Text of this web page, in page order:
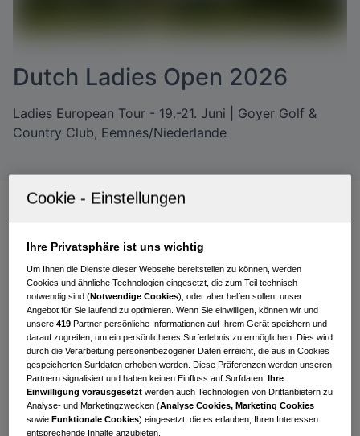
Dutch Ladies Open 2026
Ladies European Tour - 19.-21. Juni | Goyer Golf &
Country Club, Eemnes/Niederlande
Emma Spitz tankt
Selbstvertrauen mit Rang 18
Bei denDutch Ladies Openkonnte aus dem
österreichischen Trio nurEmma Spitzden Cut
schaffen. Mit drei konstanten Runden landete sie
aufRang T18und tankte damit wertvolles
Selbstvertrauen und Momentum für die
kommenden Turniere.
Der erste Tag verlief für die Niederösterreicherin
Ihre Privatsphäre ist uns wichtig
Um Ihnen die Dienste dieser Webseite bereitstellen zu können, werden
Cookies und ähnliche Technologien eingesetzt, die zum Teil technisch
notwendig sind (Notwendige Cookies), oder aber helfen sollen, unser
Angebot für Sie laufend zu optimieren. Wenn Sie einwilligen, können wir und
unsere419 Partner persönliche Informationen auf Ihrem Gerät speichern und
darauf zugreifen, um ein persönlicheres Surferlebnis zu ermöglichen. Dies wird
durch die Verarbeitung personenbezogener Daten erreicht, die aus in Cookies
gespeicherten Surfdaten erhoben werden. Diese Präferenzen werden unseren
Partnern signalisiert und haben keinen Einfluss auf Surfdaten.Ihre
Einwilligung vorausgesetzt werden auch Technologien von Drittanbietern zu
Analyse- und Marketingzwecken (Analyse Cookies, Marketing Cookies
sowieFunktionale Cookies) eingesetzt, die es erlauben, Ihren Interessen
entsprechende Inhalte anzubieten.